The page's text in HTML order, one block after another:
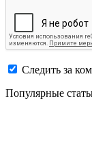
Следить за
Популярные